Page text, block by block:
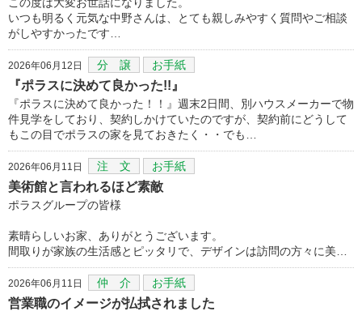
いつも明るく元気な中野さんは、とても親しみやすく質問やご相談
がしやすかったです…
2026年06月12日 分 譲 お手紙
『ポラスに決めて良かった!!』
『ポラスに決めて良かった！！』週末2日間、別ハウスメーカーで物
件見学をしており、契約しかけていたのですが、契約前にどうして
もこの目でポラスの家を見ておきたく・・でも…
2026年06月11日 注 文 お手紙
美術館と言われるほど素敵
ポラスグループの皆様
素晴らしいお家、ありがとうございます。
間取りが家族の生活感とピッタリで、デザインは訪問の方々に美…
2026年06月11日 仲 介 お手紙
営業職のイメージが払拭されました